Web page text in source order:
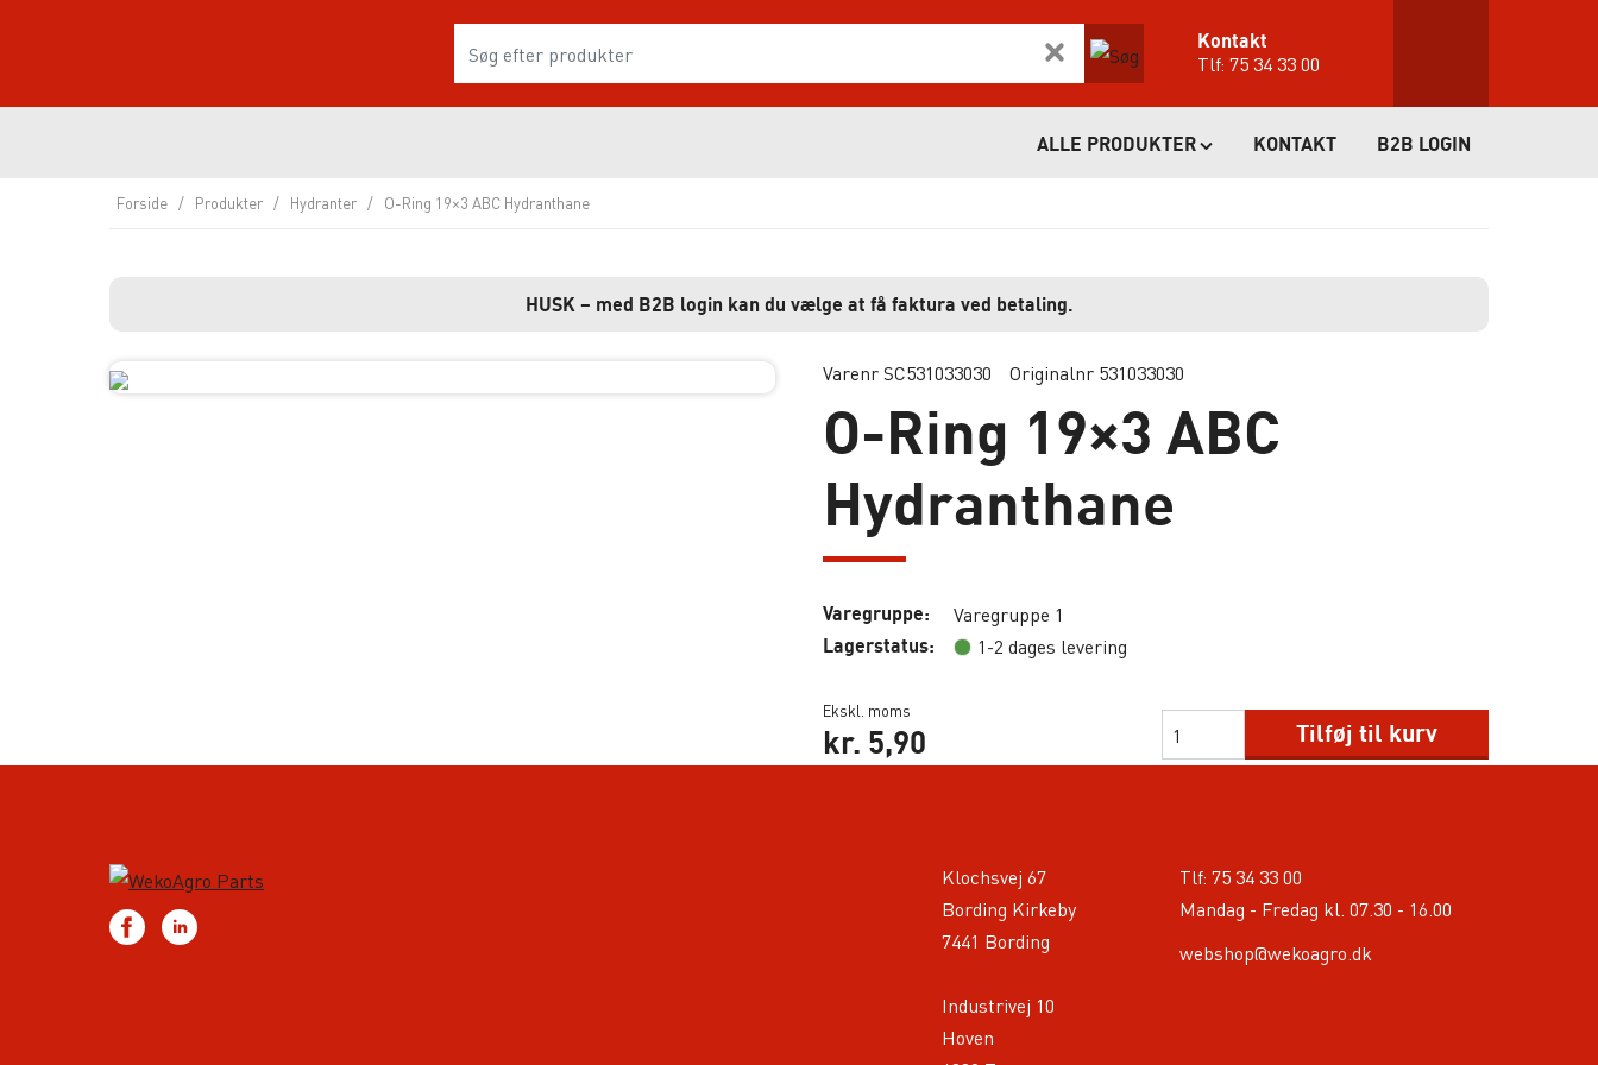
Kontakt
Tlf:75 34 33 00
ALLE PRODUKTER KONTAKT B2B LOGIN
Forside / Produkter / Hydranter / O-Ring 19×3 ABC Hydranthane
HUSK – med B2B login kan du vælge at få faktura ved betaling.
Varenr SC531033030 Originalnr 531033030
O-Ring 19×3 ABC
Hydranthane
Varegruppe: Varegruppe 1
Lagerstatus: 1-2 dages levering
Ekskl. moms
kr. 5,90 Tilføj til kurv
Klochsvej 67
Bording Kirkeby
7441 Bording
Industrivej 10
Hoven
Tlf: 75 34 33 00
Mandag - Fredag kl. 07.30 - 16.00
webshop@wekoagro.dk